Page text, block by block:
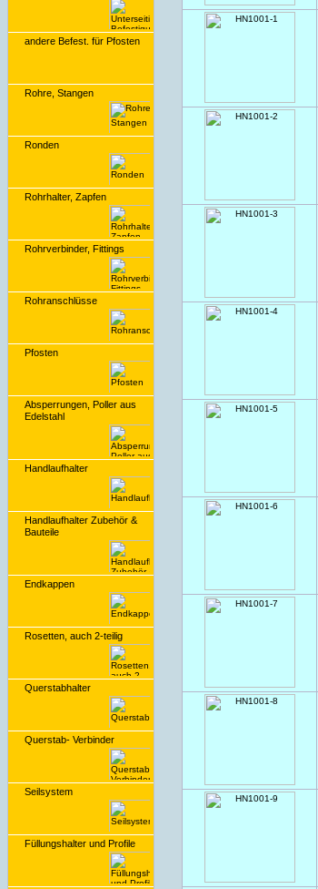
andere Befest. für Pfosten
Rohre, Stangen
Ronden
Rohrhalter, Zapfen
Rohrverbinder, Fittings
Rohranschlüsse
Pfosten
Absperrungen, Poller aus
Edelstahl
Handlaufhalter
Handlaufhalter Zubehör &
Bauteile
Endkappen
Rosetten, auch 2-teilig
Querstabhalter
Querstab- Verbinder
Seilsystem
Füllungshalter und Profile